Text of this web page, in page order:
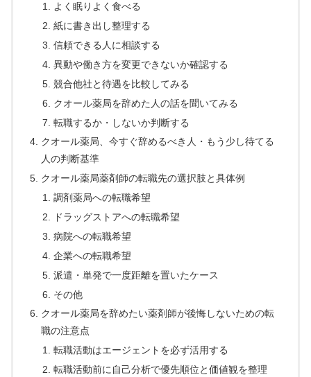
よく眠りよく食べる
紙に書き出し整理する
信頼できる人に相談する
異動や働き方を変更できないか確認する
競合他社と待遇を比較してみる
クオール薬局を辞めた人の話を聞いてみる
転職するか・しないか判断する
クオール薬局、今すぐ辞めるべき人・もう少し待てる
人の判断基準
クオール薬局薬剤師の転職先の選択肢と具体例
調剤薬局への転職希望
ドラッグストアへの転職希望
病院への転職希望
企業への転職希望
派遣・単発で一度距離を置いたケース
その他
クオール薬局を辞めたい薬剤師が後悔しないための転
職の注意点
転職活動はエージェントを必ず活用する
転職活動前に自己分析で優先順位と価値観を整理